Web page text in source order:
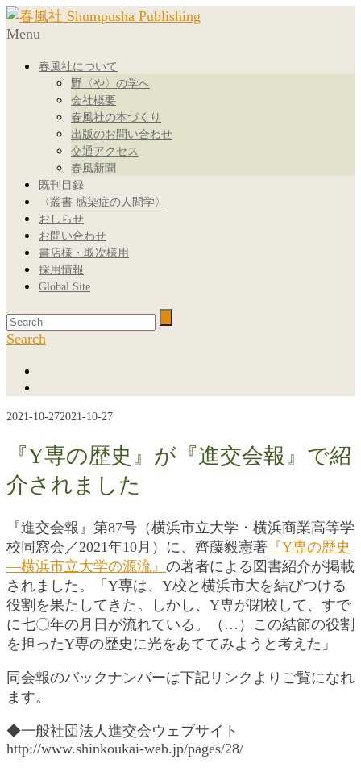
Menu
春風社について
野〈や〉の学へ
会社概要
春風社の本づくり
出版のお問い合わせ
交通アクセス
春風新聞
既刊目録
〈叢書 感染症の人間学〉
おしらせ
お問い合わせ
書店様・取次様用
採用情報
Global Site
Search
2021-10-272021-10-27
『Y専の歴史』が『進交会報』で紹
介されました
『進交会報』第87号（横浜市立大学・横浜商業高等学
校同窓会／2021年10月）に、齊藤毅憲著 『Y専の歴史
―横浜市立大学の源流』 の著者による図書紹介が掲載
されました。「Y専は、Y校と横浜市大を結びつける
役割を果たしてきた。しかし、Y専が閉校して、すで
に七〇年の月日が流れている。（…）この結節の役割
を担ったY専の歴史に光をあててみようと考えた」
同会報のバックナンバーは下記リンクよりご覧になれ
ます。
◆一般社団法人進交会ウェブサイト
http://www.shinkoukai-web.jp/pages/28/